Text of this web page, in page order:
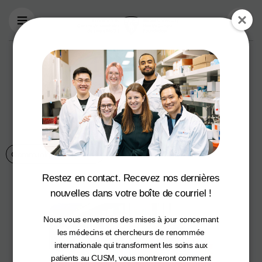
Aller au contenu principal
1,4 M$ pour
soutenir les
populations
vulnérables
Communiqués de presse 1 February 2021
Restez en contact. Recevez nos dernières
nouvelles dans votre boîte de courriel !
Nous vous enverrons des mises à jour concernant
les médecins et chercheurs de renommée
internationale qui transforment les soins aux
patients au CUSM, vous montreront comment